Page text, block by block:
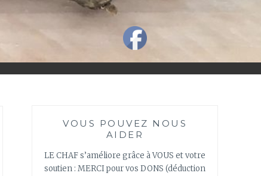
VOUS POUVEZ NOUS
AIDER
LE CHAF s’améliore grâce à VOUS et votre
soutien : MERCI pour vos DONS (déduction